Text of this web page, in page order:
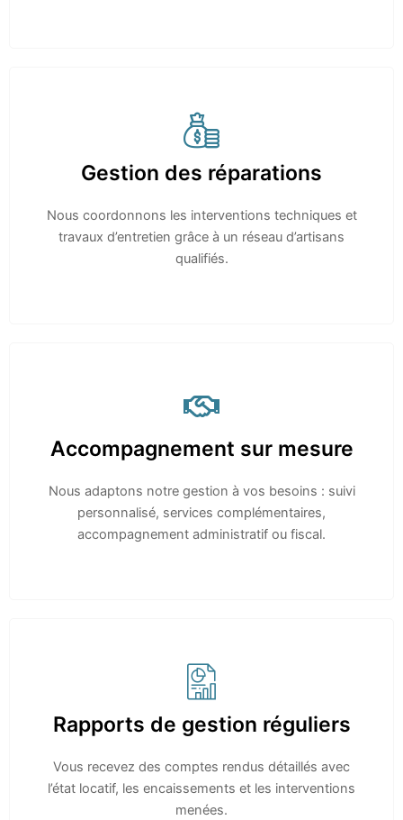
Gestion des réparations
Nous coordonnons les interventions techniques et
travaux d’entretien grâce à un réseau d’artisans
qualifiés.
Accompagnement sur mesure
Nous adaptons notre gestion à vos besoins : suivi
personnalisé, services complémentaires,
accompagnement administratif ou fiscal.
Rapports de gestion réguliers
Vous recevez des comptes rendus détaillés avec
l’état locatif, les encaissements et les interventions
menées.